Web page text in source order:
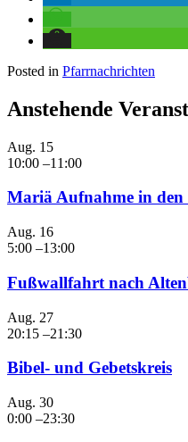
Posted in Pfarrnachrichten
Anstehende
Aug. 15
10:00 –11:00
Mariä Aufnahme in den
Aug. 16
5:00 –13:00
Fußwallfahrt nach
Aug. 27
20:15 –21:30
Bibel- und Gebetskreis
Aug. 30
0:00 –23:30